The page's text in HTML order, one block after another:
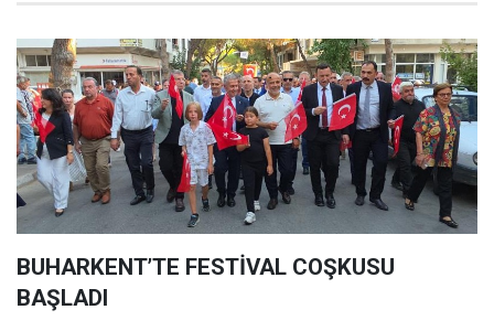
BUHARKENT’TE FESTİVAL COŞKUSU
BAŞLADI